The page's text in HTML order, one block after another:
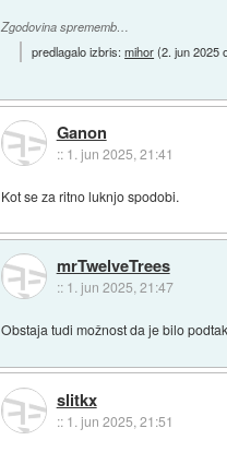
Zgodovina sprememb…
predlagalo izbris:mihor(2. jun 2025
Ganon
:: 1. jun 2025, 21:41
Kot se za ritno luknjo spodobi.
mrTwelveTrees
:: 1. jun 2025, 21:47
Obstaja tudi možnost da je bilo
slitkx
:: 1. jun 2025, 21:51